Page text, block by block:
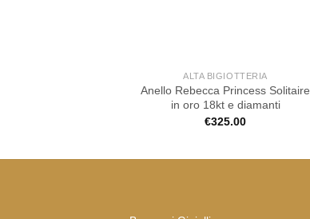
ALTA BIGIOTTERIA
Anello Rebecca Princess Solitaire
in oro 18kt e diamanti
€325.00